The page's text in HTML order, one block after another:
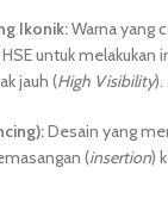
Ikonik:Warna yang
untuk melakukan
jauh (High Visibility).
Desain yang
(insertion)